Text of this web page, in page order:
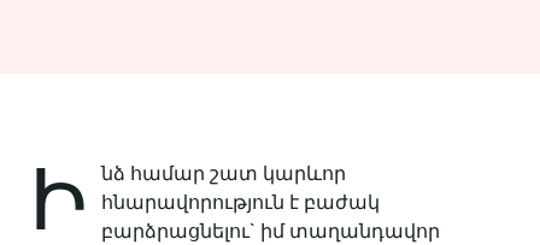
Ի
նձ համար շատ կարևոր
հնարավորություն է բաժակ
բարձրացնելու` իմ տաղանդավոր